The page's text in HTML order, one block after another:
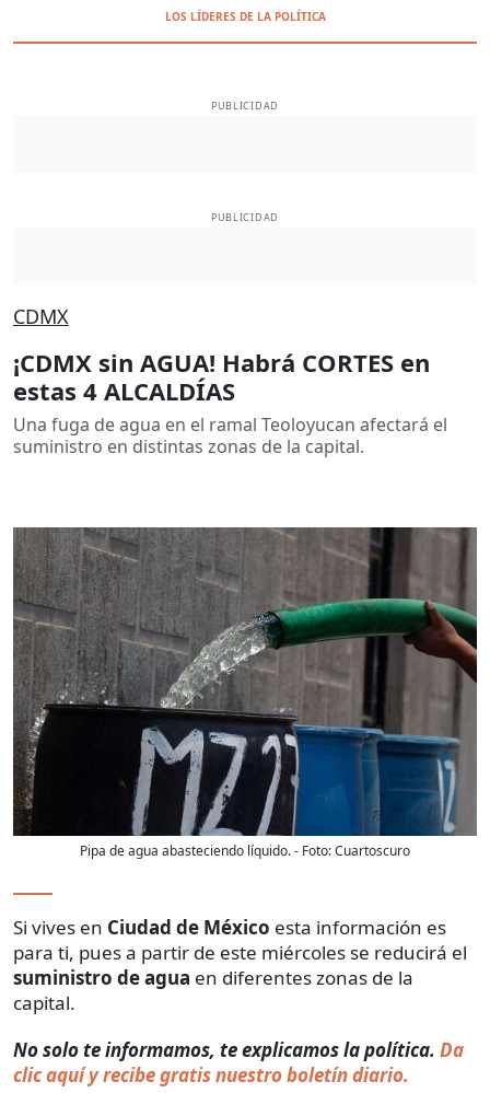
LOS LÍDERES DE LA POLÍTICA
PUBLICIDAD
PUBLICIDAD
CDMX
¡CDMX sin AGUA! Habrá CORTES en
estas 4 ALCALDÍAS
Una fuga de agua en el ramal Teoloyucan afectará el
suministro en distintas zonas de la capital.
Pipa de agua abasteciendo líquido.- Foto:Cuartoscuro
Si vives en Ciudad de México esta información es
para ti, pues a partir de este miércoles se reducirá el
suministro de agua en diferentes zonas de la
capital.
No solo te informamos, te explicamos la política. Da
clic aquí y recibe gratis nuestro boletín diario.